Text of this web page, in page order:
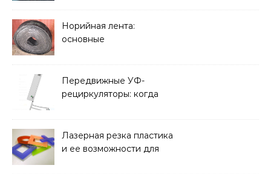
Норийная лента:
основные
и советы по выбору
Передвижные УФ-
рециркуляторы: когда
Лазерная резка пластика
и ее возможности для